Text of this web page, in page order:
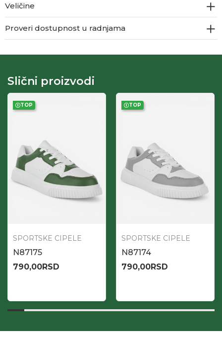
Veličine
Proveri dostupnost u radnjama
Slični proizvodi
TOP
SPORTSKE CIPELE
N87175
790,00RSD
TOP
SPORTSKE CIPELE
N87174
790,00RSD